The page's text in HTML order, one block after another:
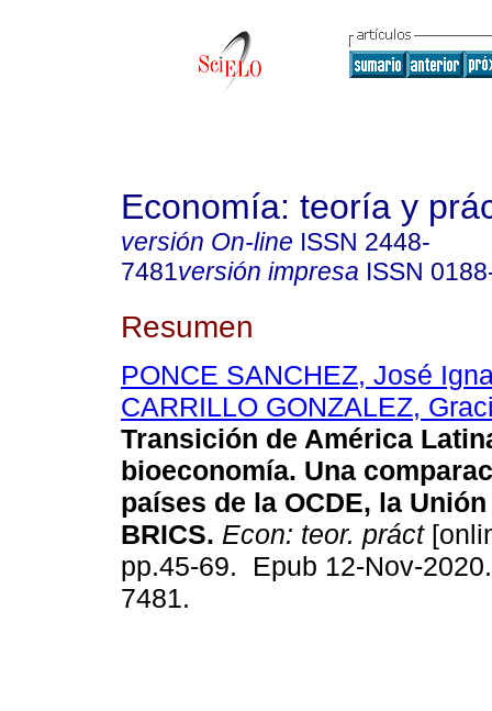
Economía: teoría y
versión On-line ISSN 2448-
7481versión impresa ISSN
Resumen
PONCE SANCHEZ, José
CARRILLO GONZALEZ,
Transición de América
bioeconomía. Una
países de la OCDE, la
BRICS. Econ: teor. práct
pp.45-69. Epub 12-Nov-
7481.